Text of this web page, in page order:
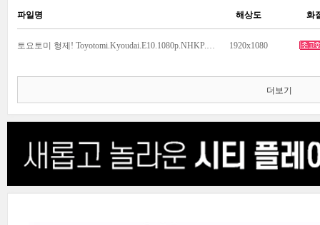
파일명 해상도 화
토요토미 형제! Toyotomi.Kyoudai.E10.1080p.NHKP.WEB-DL.mkv 1920x1080
더보기